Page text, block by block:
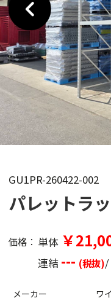
GU1PR-260422-002
パレットラ
価格： 単体 ￥
連結 --- (税抜)
メーカー ワ